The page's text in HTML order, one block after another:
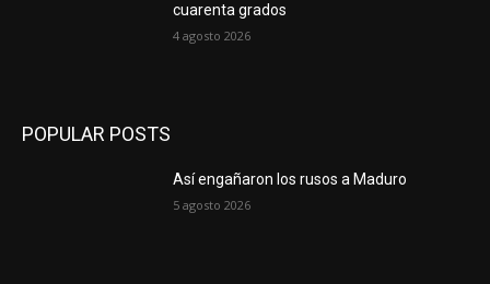
cuarenta grados
4 agosto 2026
POPULAR POSTS
Así engañaron los rusos a Maduro
5 agosto 2026